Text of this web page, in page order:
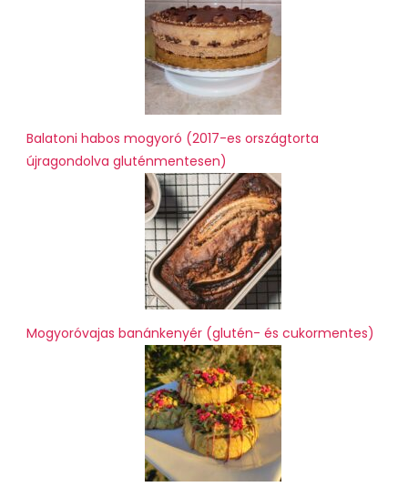
Balatoni habos mogyoró (2017-es országtorta
újragondolva gluténmentesen)
Mogyoróvajas banánkenyér (glutén- és cukormentes)